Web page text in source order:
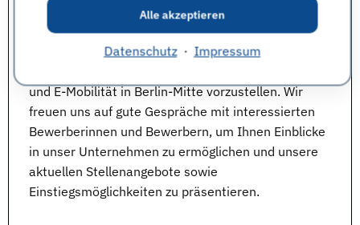
Alle akzeptieren
Datenschutz· Impressum
Wir nehmen an der connecticum 2017 teil, um uns
als attraktiver Arbeitgeber für IT-Lösungen in den
und E-Mobilität in Berlin-Mitte vorzustellen. Wir
freuen uns auf gute Gespräche mit interessierten
Bewerberinnen und Bewerbern, um Ihnen Einblicke
in unser Unternehmen zu ermöglichen und unsere
aktuellen Stellenangebote sowie
Einstiegsmöglichkeiten zu präsentieren.